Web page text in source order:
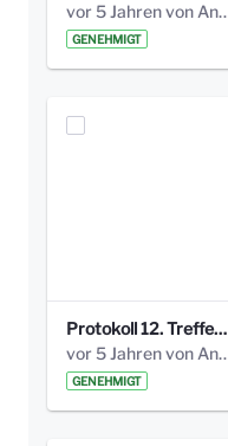
vor 5 Jahren von
GENEHMIGT
Protokoll 12. Treffen 20150921 AG Bismarckplatz.pdf
vor 5 Jahren von
GENEHMIGT